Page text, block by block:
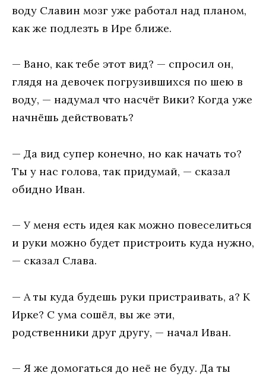
воду Славин мозг уже работал над планом,
как же подлезть в Ире ближе.
— Вано, как тебе этот вид? — спросил он,
глядя на девочек погрузившихся по шею в
воду, — надумал что насчёт Вики? Когда уже
начнёшь действовать?
— Да вид супер конечно, но как начать то?
Ты у нас голова, так придумай, — сказал
обидно Иван.
— У меня есть идея как можно повеселиться
и руки можно будет пристроить куда нужно,
— сказал Слава.
— А ты куда будешь руки пристраивать, а? К
Ирке? С ума сошёл, вы же эти,
родственники друг другу, — начал Иван.
— Я же домогаться до неё не буду. Да ты